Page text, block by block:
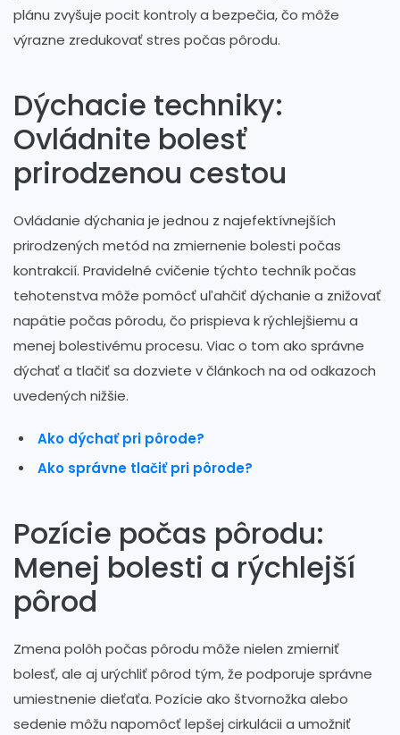
plánu zvyšuje pocit kontroly a bezpečia, čo môže
výrazne zredukovať stres počas pôrodu.
Dýchacie techniky:
Ovládnite bolesť
prirodzenou cestou
Ovládanie dýchania je jednou z najefektívnejších
prirodzených metód na zmiernenie bolesti počas
kontrakcií. Pravidelné cvičenie týchto techník počas
tehotenstva môže pomôcť uľahčiť dýchanie a znižovať
napätie počas pôrodu, čo prispieva k rýchlejšiemu a
menej bolestivému procesu. Viac o tom ako správne
dýchať a tlačiť sa dozviete v článkoch na od odkazoch
uvedených nižšie.
Ako dýchať pri pôrode?
Ako správne tlačiť pri pôrode?
Pozície počas pôrodu:
Menej bolesti a rýchlejší
pôrod
Zmena polôh počas pôrodu môže nielen zmierniť
bolesť, ale aj urýchliť pôrod tým, že podporuje správne
umiestnenie dieťaťa. Pozície ako štvornožka alebo
sedenie môžu napomôcť lepšej cirkulácii a umožniť